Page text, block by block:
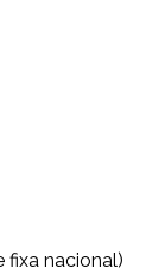
fixa nacional)